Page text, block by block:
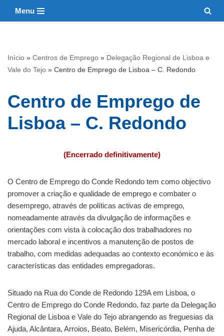
conteúdo
Menu
Início » Centros de Emprego » Delegação Regional de Lisboa e
Vale do Tejo » Centro de Emprego de Lisboa – C. Redondo
Centro de Emprego de
Lisboa – C. Redondo
(Encerrado definitivamente)
O Centro de Emprego do Conde Redondo tem como objectivo
promover a criação e qualidade de emprego e combater o
desemprego, através de políticas activas de emprego,
nomeadamente através da divulgação de informações e
orientações com vista à colocação dos trabalhadores no
mercado laboral e incentivos a manutenção de postos de
trabalho, com medidas adequadas ao contexto económico e às
características das entidades empregadoras.
Situado na Rua do Conde de Redondo 129A em Lisboa, o
Centro de Emprego do Conde Redondo, faz parte da Delegação
Regional de Lisboa e Vale do Tejo abrangendo as freguesias da
Ajuda, Alcântara, Arroios, Beato, Belém, Misericórdia, Penha de